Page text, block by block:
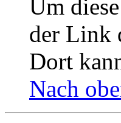
Um
der Link
Dort
Nach